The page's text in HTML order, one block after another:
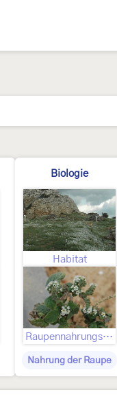
Biologie
Habitat
Raupennahrungspflanzen
Nahrung der Raupe